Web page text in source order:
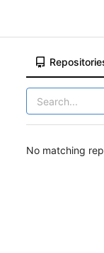
No matching